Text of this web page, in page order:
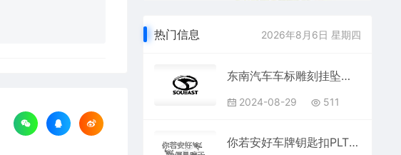
热门信息 2026年8月6日 星期四
东南汽车车标雕刻挂坠项链PLT格式激光打标文件通用矢量图
2024-08-29 511
你若安好车牌钥匙扣PLT格式激光打标文件通用矢量图